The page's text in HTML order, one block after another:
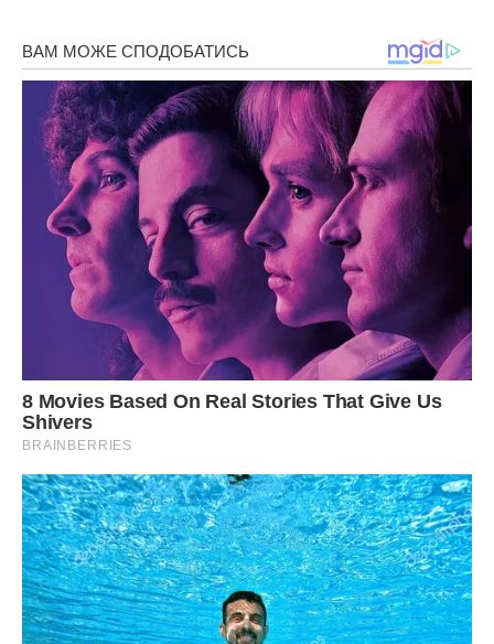
виявився порядною людиною: залишив нам з дочкою
свою квартиру і поїхав з міста. І аліменти на Катрусю я
отримувала регулярно. Через кілька років випадково
дізналася: він одружився, народився син, щасливий.
– Я ж казала, що цей слабак не для тебе, – не втрималася
мама від уїдливих коментарів.